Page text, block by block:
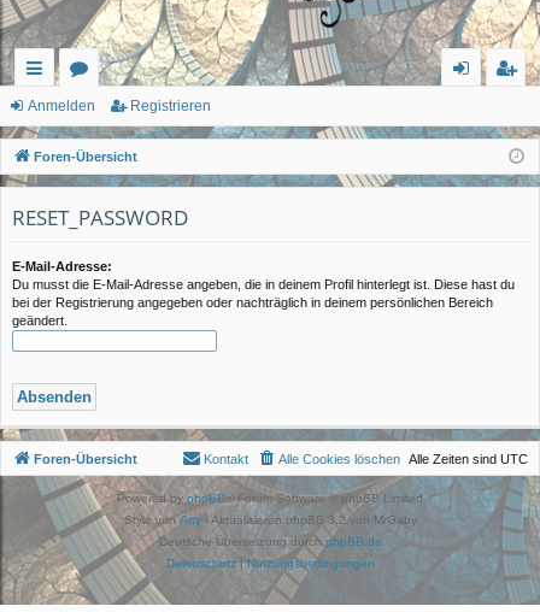
ch
ne
llz
ug
f
or
en
m
el
ist
rie
Anmelden Registrieren
Foren-Übersicht
RESET_PASSWORD
E-Mail-Adresse:
Du musst die E-Mail-Adresse angeben, die in deinem Profil hinterlegt ist. Diese hast du
bei der Registrierung angegeben oder nachträglich in deinem persönlichen Bereich
geändert.
Foren-Übersicht Alle Zeiten sind UTC
Alle Cookies löschen
Kontakt
Powered by phpBB® Forum Software © phpBB Limited
Style vonArty- Aktualisieren phpBB 3.2 von MrGaby
Deutsche Übersetzung durch phpBB.de
Datenschutz|Nutzungsbedingungen